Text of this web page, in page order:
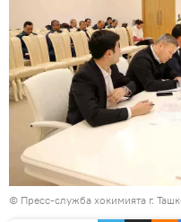
© Пресс-служба хокимията г.